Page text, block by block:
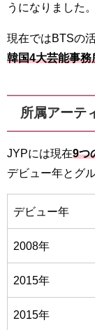
うになりました。
現在ではBTSの
韓国4大芸能事務
所属アーテ
JYPには現在9つ
デビュー年とグ
デビュー年
2008年
2015年
2015年